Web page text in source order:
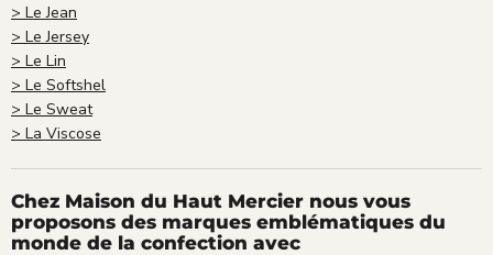
> Le Jean
> Le Jersey
> Le Lin
> Le Softshel
> Le Sweat
> La Viscose
Chez Maison du Haut Mercier nous vous
proposons des marques emblématiques du
monde de la confection avec